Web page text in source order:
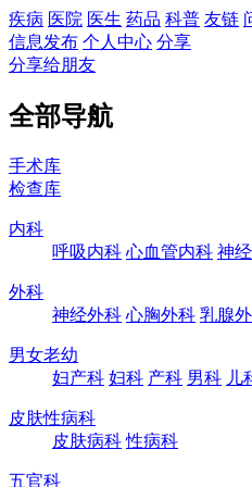
疾病 医院 医生 药品 科普 友链
信息发布 个人中心 分享
分享给朋友
全部导航
手术库
检查库
内科
呼吸内科 心血管内科 神
外科
神经外科 心胸外科 乳腺
男女老幼
妇产科 妇科 产科 男科 儿
皮肤性病科
皮肤病科 性病科
五官科